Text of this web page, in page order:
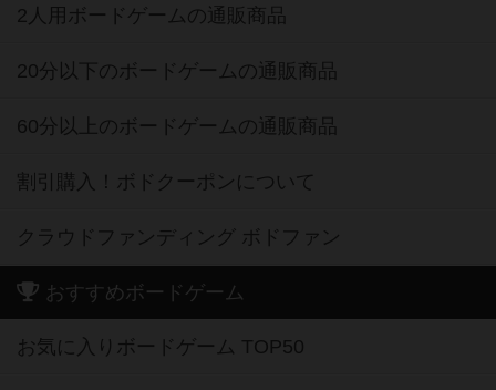
2人用ボードゲームの通販商品
20分以下のボードゲームの通販商品
60分以上のボードゲームの通販商品
割引購入！ボドクーポンについて
クラウドファンディング ボドファン
おすすめボードゲーム
お気に入りボードゲーム TOP50